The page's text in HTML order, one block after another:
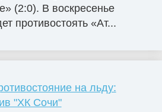
(2:0). В воскресенье
противостоять «Ат...
на льду:
"ХК Сочи"